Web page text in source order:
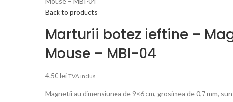
Back to products
Marturii botez ieftine –
Mouse – MBI-04
4.50lei TVA inclus
Magnetii au dimensiunea de 9×6 cm, grosimea de 0,7 mm,